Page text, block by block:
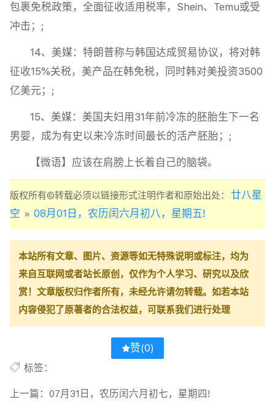
包裹免税政策​​，​​全面征收适用税率​​，Shein、Temu或受
冲击；;
14、美媒：特朗普称与韩国达成贸易协议，将对韩
征收15%关税，​​美产品在韩免税​​，同时韩对美投资3500
亿美元​​；;
15、美媒：美国夫妇用31年前冷冻的胚胎生下一名
男婴，成为有史以来冷冻时间最长的活产胚胎；;
【微语】应该在肩膀上长着自己的脑袋。
版权所有©转载必须以链接形式注明作者和原始出处：
廿八星
空 » 08月01日，农历闰六月初八，星期五!
本站所有文章、图片、资源等如无特殊说明或标注，均为
来自互联网或者站长原创，仅作为个人学习、研究以及欣
赏！文章版权归作者所有，未经允许请勿转载。如若本站
内容侵犯了原著者的合法权益，可联系我们进行处理
赞(0)
标签：
上一篇： 07月31日，农历闰六月初七，星期四!